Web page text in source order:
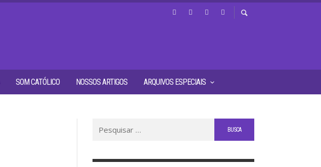
SOM CATÓLICO NOSSOS ARTIGOS ARQUIVOS ESPECIAIS